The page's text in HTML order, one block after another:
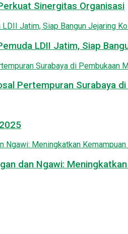
Sinergitas Organisasi
LDII Jatim, Siap
Pertempuran Surabaya
dan Ngawi: